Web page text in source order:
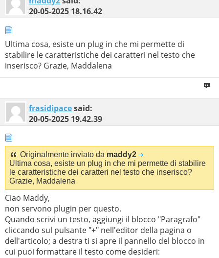
20-05-2025 18.16.42
Ultima cosa, esiste un plug in che mi permette di
stabilire le caratteristiche dei caratteri nel testo che
inserisco? Grazie, Maddalena
frasidipacesaid:
20-05-2025 19.42.39
Originalmente inviato da maddy2
Ultima cosa, esiste un plug in che mi permette di stabilire
le caratteristiche dei caratteri nel testo che inserisco?
Grazie, Maddalena
Ciao Maddy,
non servono plugin per questo.
Quando scrivi un testo, aggiungi il blocco "Paragrafo"
cliccando sul pulsante "+" nell'editor della pagina o
dell'articolo; a destra ti si apre il pannello del blocco in
cui puoi formattare il testo come desideri: